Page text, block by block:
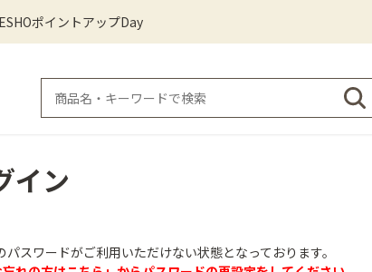
ポイントアップDay
イン
スワードがご利用いただけない状態となっております。